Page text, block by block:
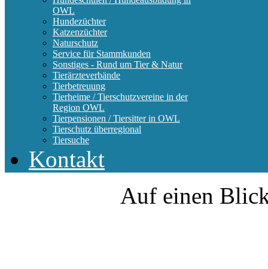
OWL
Hundezüchter
Katzenzüchter
Naturschutz
Service für Stammkunden
Sonstiges - Rund um Tier & Natur
Tierärzteverbände
Tierbetreuung
Tierheime / Tierschutzvereine in der
Region OWL
Tierpensionen / Tiersitter in OWL
Tierschutz überregional
Tiersuche
Kontakt
Auf einen